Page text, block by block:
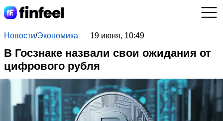
Новости/Экономика 19 июня, 10:49
В Госзнаке назвали свои ожидания от
цифрового рубля